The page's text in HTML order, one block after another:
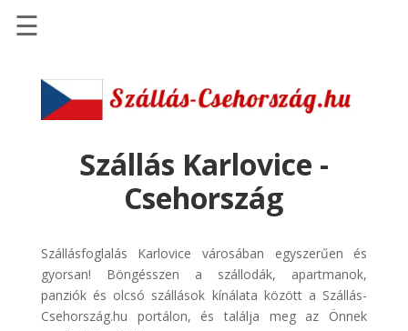
Szállások
Szállásinfo.eu
pénzvisszatérítéssel
Discover
Cars
☰
Szállás Karlovice -
Csehország
Szállásfoglalás Karlovice városában egyszerűen és
gyorsan! Böngésszen a szállodák, apartmanok,
panziók és olcsó szállások kínálata között a Szállás-
Csehország.hu portálon, és találja meg az Önnek